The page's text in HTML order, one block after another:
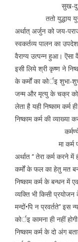
सुख-
ततो युद्धाय
अर्थात् अर्जुन को जय-
स्वकर्तव्य पालन का
वैराग्य उत्पन्न हुआ। ऎसा
इसी लिये श्री कृष्ण ने
के कर्मों का कोर्इ शुभा-
जन्म और मृत्यु के चक्र को
लेता है यही निष्काम कर्म
निष्काम कर्म की
मा
अर्थात ‘‘ तेरा कर्म
कर्मों के फल का हेतु मत
निष्काम कर्म के बन्धन में
व्यक्ति भी किसी प्रयोजन
मन्दों•पि न प्रवर्तते’’
कोर्इ कामना ही नहीं
निष्काम कर्म के दो अंग